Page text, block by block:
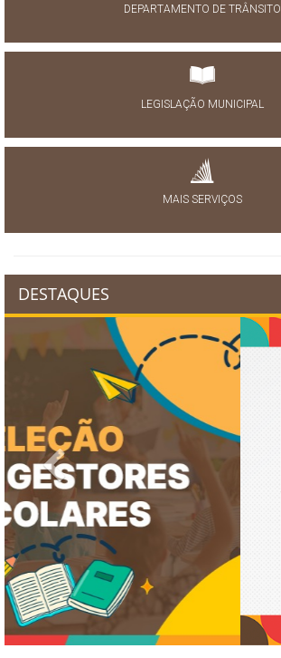
DEPARTAMENTO DE TRÂNSITO
LEGISLAÇÃO MUNICIPAL
MAIS SERVIÇOS
DESTAQUES
Previous